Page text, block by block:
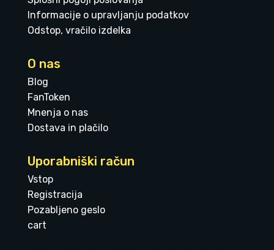
Informacije o upravljanju podatkov
Odstop, vračilo izdelka
O nas
Blog
FanToken
Mnenja o nas
Dostava in plačilo
Uporabniški račun
Vstop
Registracija
Pozabljeno geslo
cart